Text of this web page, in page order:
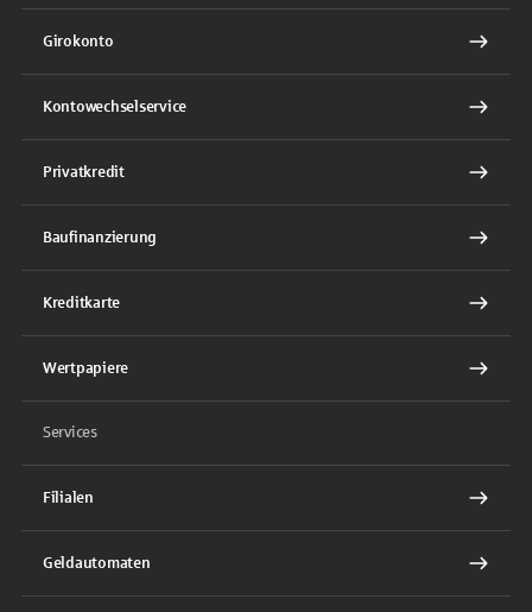
Girokonto
Kontowechselservice
Privatkredit
Baufinanzierung
Kreditkarte
Wertpapiere
Services
Filialen
Geldautomaten